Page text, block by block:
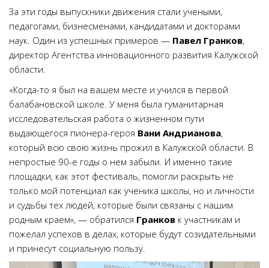
За эти годы выпускники движения стали учеными,
педагогами, бизнесменами, кандидатами и докторами
наук. Один из успешных примеров — Павел Гранков,
директор Агентства инновационного развития Калужской
области.
«Когда-то я был на вашем месте и учился в первой
балабановской школе. У меня была гуманитарная
исследовательская работа о жизненном пути
выдающегося пионера-героя Вани Андрианова,
который всю свою жизнь прожил в Калужской области. В
непростые 90-е годы о нем забыли. И именно такие
площадки, как этот фестиваль, помогли раскрыть не
только мой потенциал как ученика школы, но и личности
и судьбы тех людей, которые были связаны с нашим
родным краем», — обратился Гранков к участникам и
пожелал успехов в делах, которые будут созидательными
и принесут социальную пользу.